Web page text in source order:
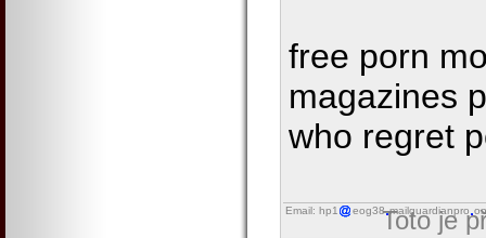
free porn
magazines
who regret
Email: hp1 eog38 mailguardianpro
Toto je